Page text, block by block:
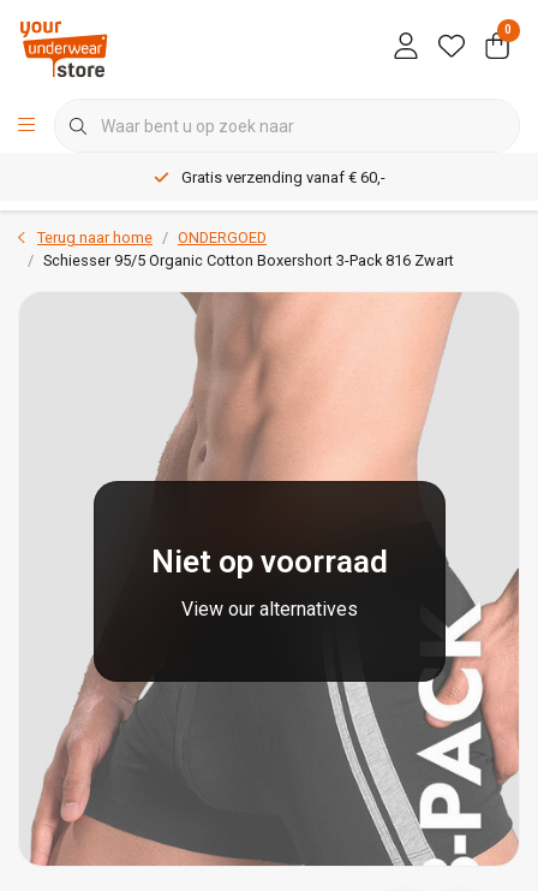
0
Gratis verzending vanaf € 60,-
Terug naar home
ONDERGOED
Schiesser 95/5 Organic Cotton Boxershort 3-Pack 816 Zwart
Niet op voorraad
View our alternatives